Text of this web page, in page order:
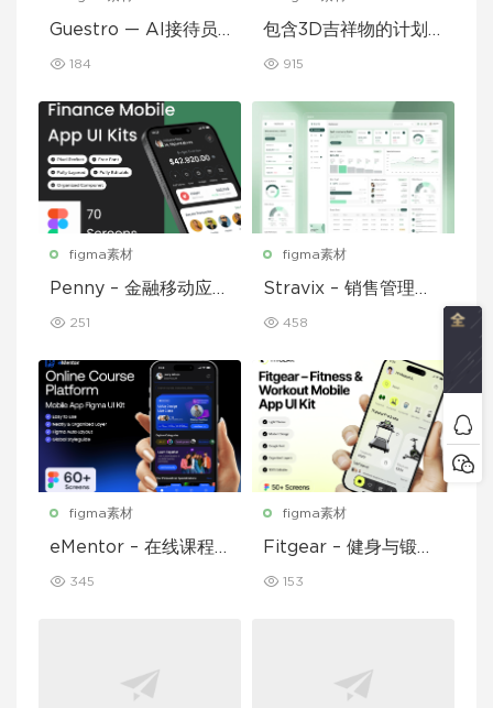
Guestro — AI接待员
184
包含3D吉祥物的计划
计UI套件
915
figma素材
Penny – 金融移动应用
251
figma素材
Stravix – 销售管理仪
458
figma素材
eMentor – 在线课程
UI Kit
345
figma素材
Fitgear – 健身与锻炼
153